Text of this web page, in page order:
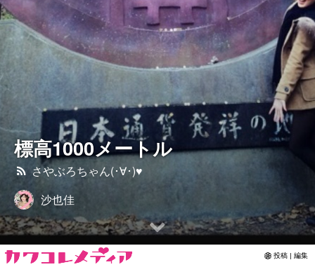
Contact
標高1000メートル
さやぶろちゃん(･∀･)♥
沙也佳
投稿 | 編集